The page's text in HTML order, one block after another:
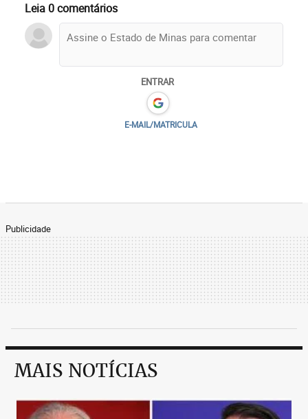
Leia 0 comentários
ENTRAR
E-MAIL/MATRICULA
Publicidade
MAIS NOTÍCIAS